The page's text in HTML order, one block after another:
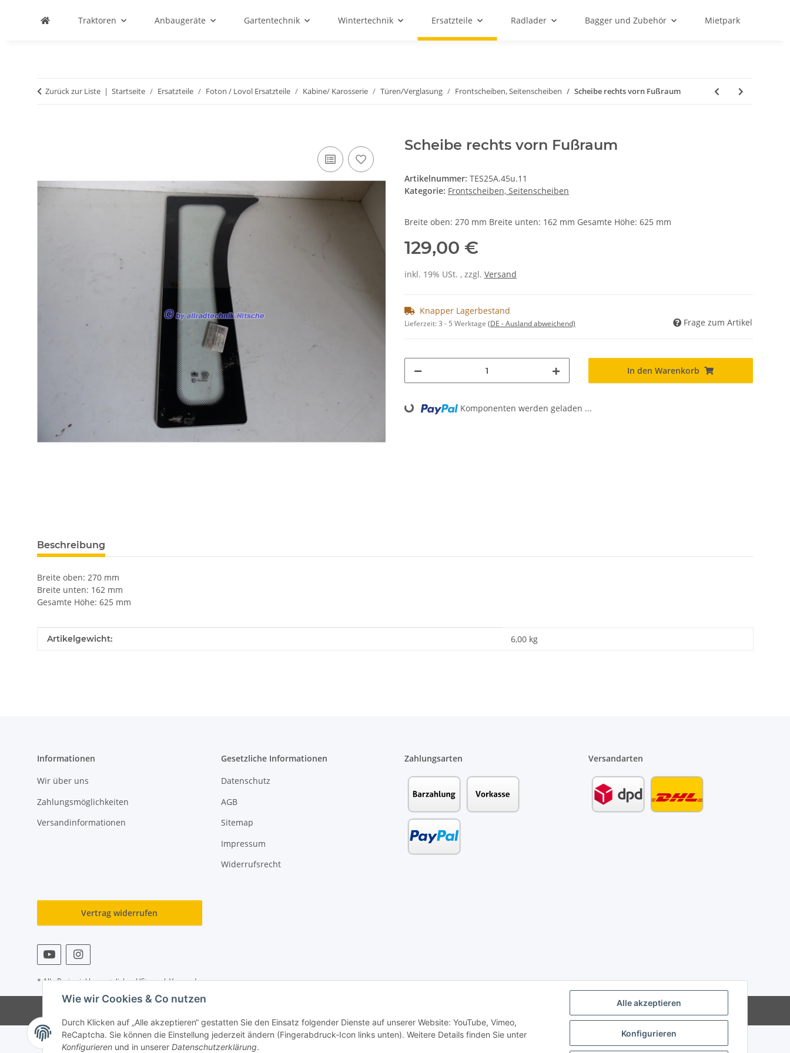
Alle akzeptieren
Konfigurieren
Wie wir Cookies & Co nutzen
Durch Klicken auf „Alle akzeptieren“ gestatten Sie den Einsatz folgender Dienste auf unserer Website: YouTube, Vimeo,
ReCaptcha. Sie können die Einstellung jederzeit ändern (Fingerabdruck-Icon links unten). Weitere Details finden Sie unter
Konfigurieren und in unserer Datenschutzerklärung.
Traktoren Anbaugeräte Gartentechnik Wintertechnik Ersatzteile Radlader Bagger und Zubehör Mietpark
Zurück zur Liste Startseite Ersatzteile Foton / Lovol Ersatzteile Kabine/ Karosserie Türen/Verglasung Frontscheiben, Seitenscheiben Scheibe rechts vorn Fußraum
Scheibe rechts vorn Fußraum
Artikelnummer: TES25A.45u.11
Kategorie: Frontscheiben, Seitenscheiben
Breite oben: 270 mm Breite unten: 162 mm Gesamte Höhe: 625 mm
129,00 €
inkl. 19% USt. , zzgl. Versand
Knapper Lagerbestand
Lieferzeit:3 - 5 Werktage (DE - Ausland abweichend) Frage zum Artikel
In den Warenkorb
Loading... Komponenten werden geladen ...
Beschreibung
Breite oben: 270 mm
Breite unten: 162 mm
Gesamte Höhe: 625 mm
Produkteigenschaft
Wert
Artikelgewicht: 6,00 kg
Informationen
Wir über uns
Zahlungsmöglichkeiten
Versandinformationen
Gesetzliche Informationen
Datenschutz
AGB
Sitemap
Impressum
Widerrufsrecht
Zahlungsarten Versandarten
Vertrag widerrufen
* Alle Preise inkl. gesetzlicher USt., zzgl.Versand